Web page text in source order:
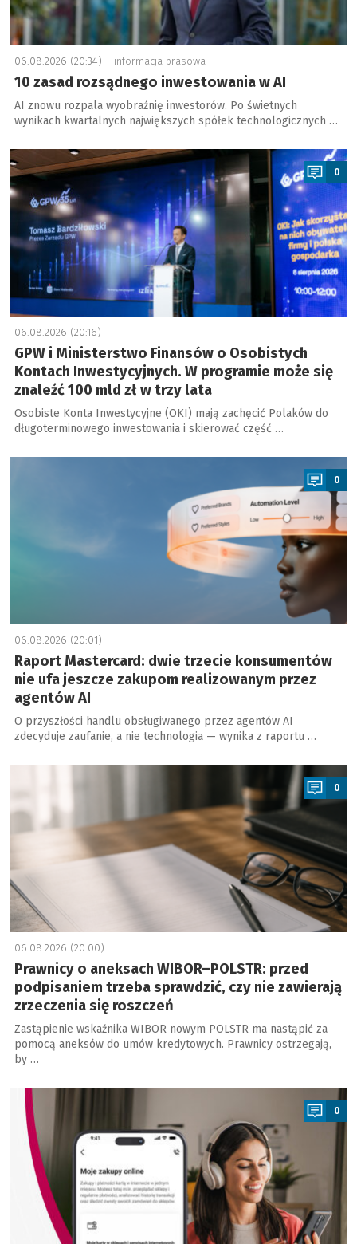
06.08.2026 (20:34) – informacja prasowa
10 zasad rozsądnego inwestowania w AI
AI znowu rozpala wyobraźnię inwestorów. Po świetnych
wynikach kwartalnych największych spółek technologicznych …
a
0
06.08.2026 (20:16)
GPW i Ministerstwo Finansów o Osobistych
Kontach Inwestycyjnych. W programie może się
znaleźć 100 mld zł w trzy lata
Osobiste Konta Inwestycyjne (OKI) mają zachęcić Polaków do
długoterminowego inwestowania i skierować część …
a
0
06.08.2026 (20:01)
Raport Mastercard: dwie trzecie konsumentów
nie ufa jeszcze zakupom realizowanym przez
agentów AI
O przyszłości handlu obsługiwanego przez agentów AI
zdecyduje zaufanie, a nie technologia — wynika z raportu …
a
0
06.08.2026 (20:00)
Prawnicy o aneksach WIBOR–POLSTR: przed
podpisaniem trzeba sprawdzić, czy nie zawierają
zrzeczenia się roszczeń
Zastąpienie wskaźnika WIBOR nowym POLSTR ma nastąpić za
pomocą aneksów do umów kredytowych. Prawnicy ostrzegają,
by …
0